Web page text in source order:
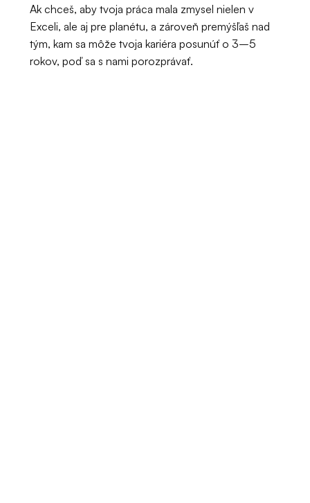
Ak chceš, aby tvoja práca mala zmysel nielen v
Exceli, ale aj pre planétu, a zároveň premýšľaš nad
tým, kam sa môže tvoja kariéra posunúť o 3–5
rokov, poď sa s nami porozprávať.